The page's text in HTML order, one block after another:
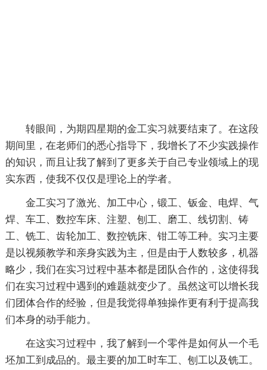
转眼间，为期四星期的金工实习就要结束了。在这段
期间里，在老师们的悉心指导下，我增长了不少实践操作
的知识，而且让我了解到了更多关于自己专业领域上的现
实东西，使我不仅仅是理论上的学者。
金工实习了激光、加工中心，锻工、钣金、电焊、气
焊、车工、数控车床、注塑、刨工、磨工、线切割、铸
工、铣工、齿轮加工、数控铣床、钳工等工种。实习主要
是以视频教学和亲身实践为主，但是由于人数较多，机器
略少，我们在实习过程中基本都是团队合作的，这使得我
们在实习过程中遇到的难题就变少了。虽然这可以增长我
们团体合作的经验，但是我觉得单独操作更有利于提高我
们本身的动手能力。
在这实习过程中，我了解到一个零件是如何从一个毛
坯加工到成品的。最主要的加工时车工、刨工以及铣工。